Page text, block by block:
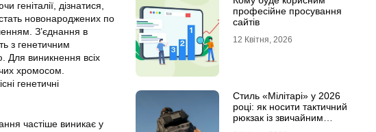
дізнатися,
новонароджених по
З’єднання в
з генетичним
Для виникнення всіх
хромосом.
генетичні
частіше виникає у
професійне просування
сайтів
12 Квітня, 2026
Стиль «Мілітарі» у 2026
році: як носити тактичний
рюкзак із звичайним